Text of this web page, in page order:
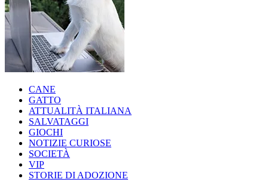
CANE
GATTO
ATTUALITÀ ITALIANA
SALVATAGGI
GIOCHI
NOTIZIE CURIOSE
SOCIETÀ
VIP
STORIE DI ADOZIONE